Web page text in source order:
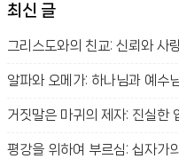
고
최신 글
그리스도와의 친교: 신뢰와 사
알파와 오메가: 하나님과 예수
거짓말은 마귀의 제자: 진실한